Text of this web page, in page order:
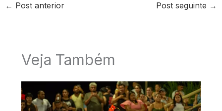
← Post anterior Post seguinte →
Veja Também